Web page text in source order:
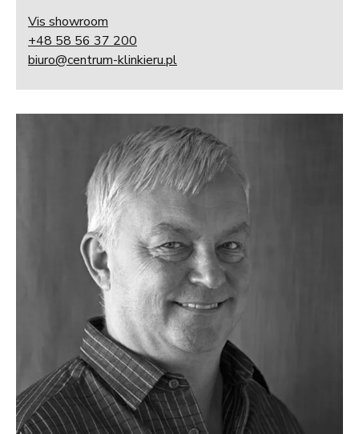
Vis showroom
+48 58 56 37 200
biuro@centrum-klinkieru.pl